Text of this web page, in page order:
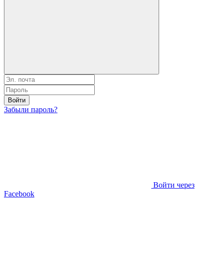
Войти
Забыли пароль?
Войти через
Facebook